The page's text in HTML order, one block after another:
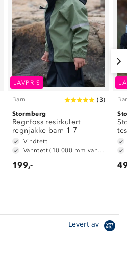
LAVPRIS
Barn (3)
Stormberg
Regnfoss resirkulert
regnjakke barn 1-7
Vindtett
199,-
Levert av